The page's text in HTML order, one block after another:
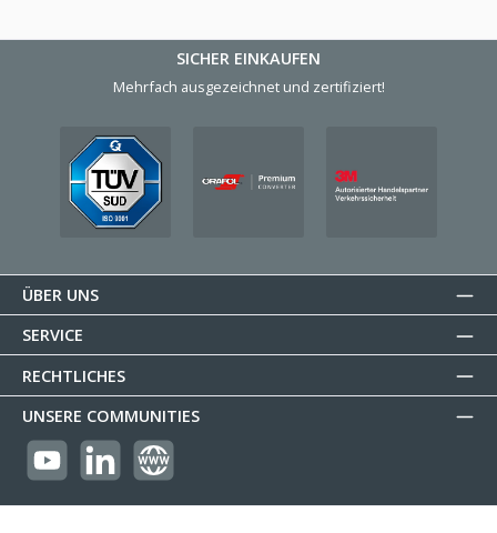
SICHER EINKAUFEN
Mehrfach ausgezeichnet und zertifiziert!
ÜBER UNS
SERVICE
RECHTLICHES
UNSERE COMMUNITIES
https://youtube.com/@reflectogmbh2119?si=Oew0U3xn87ZcBMoM
LinkedIn Website